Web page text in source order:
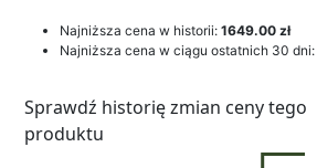
Najniższa cena w historii: 1649.00 zł
Najniższa cena w ciągu ostatnich 30 dni:
Sprawdź historię zmian ceny tego
produktu